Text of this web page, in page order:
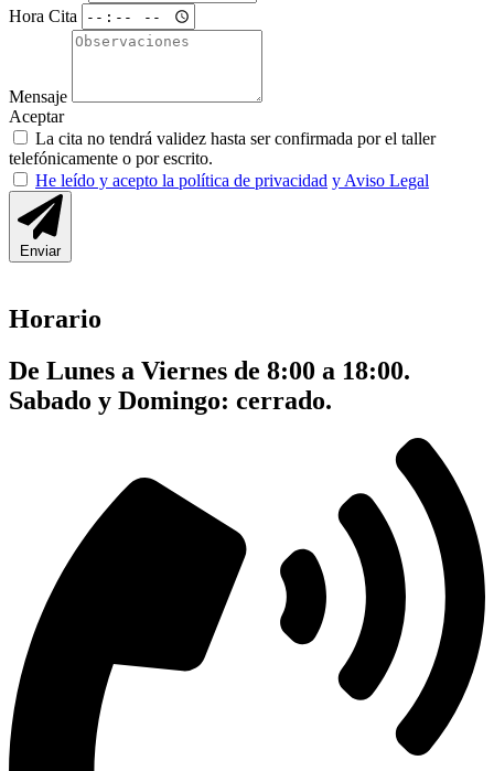
Hora Cita
Mensaje
Aceptar
La cita no tendrá validez hasta ser confirmada por el taller
telefónicamente o por escrito.
He leído y acepto la política de privacidad y Aviso Legal
Enviar
Horario
De Lunes a Viernes de 8:00 a 18:00.
Sabado y Domingo: cerrado.